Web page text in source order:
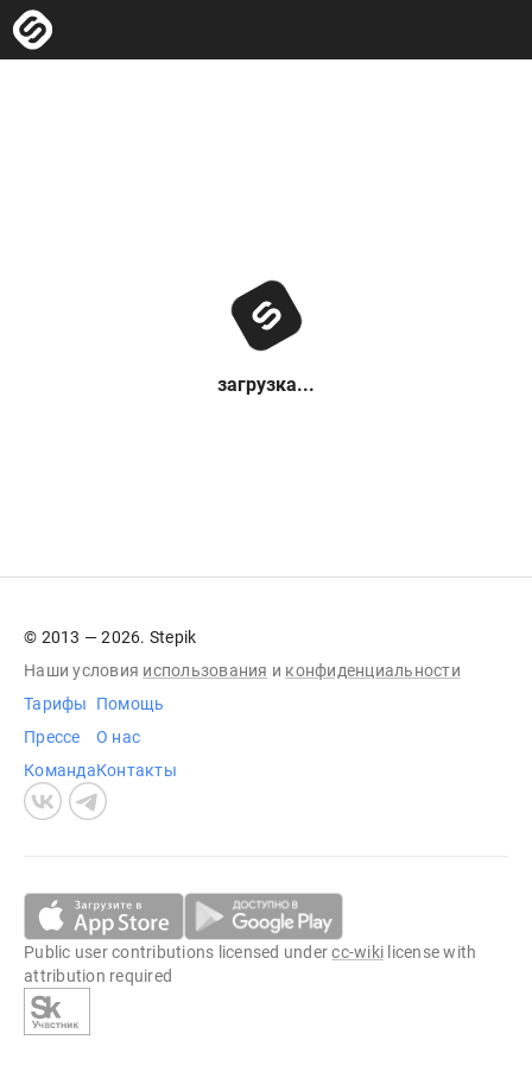
загрузка...
© 2013 — 2026. Stepik
Наши условия использования и конфиденциальности
Тарифы
Прессе
Команда
Помощь
О нас
Контакты
Public user contributions licensed undercc-wiki license with
attribution required